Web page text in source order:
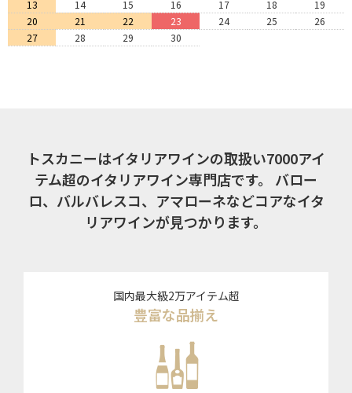
13
14 15 16 17 18
19
20
21 22 23 24 25
26
27
28 29 30
トスカニーはイタリアワインの取扱い7000アイ
テム超のイタリアワイン専門店です。
バロー
ロ、バルバレスコ、アマローネなどコアなイタ
リアワインが見つかります。
国内最大級2万アイテム超
豊富な品揃え